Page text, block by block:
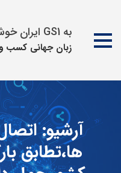
به GS1 ایران خوش آمدید
زبان جهانی كسب و
محتوا
آرشیو: